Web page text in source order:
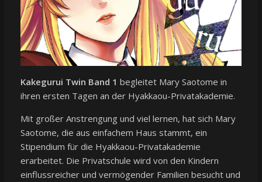
Kakegurui Twin Band 1 begleitet Mary Saotome in
ihren ersten Tagen an der Hyakkaou-Privatakademie.
Mit großer Anstrengung und viel lernen, hat sich Mary
Saotome, die aus einfachem Haus stammt, ein
Stipendium für die Hyakkaou-Privatakademie
erarbeitet. Die Privatschule wird von den Kindern
einflussreicher und vermögender Familien besucht und